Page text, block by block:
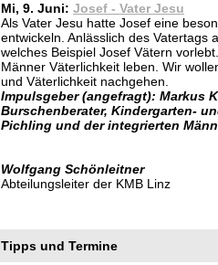
Mi, 9. Juni: Josef - Vater Jesu
Als Vater Jesu hatte Josef eine
entwickeln. Anlässlich des Vatertags
welches Beispiel Josef Vätern
Männer Väterlichkeit leben. Wir
und Väterlichkeit nachgehen.
Impulsgeber (angefragt): Markus
Burschenberater, Kindergarten-
Pichling und der integrierten
Wolfgang Schönleitner
Abteilungsleiter der KMB Linz
Tipps und Termine